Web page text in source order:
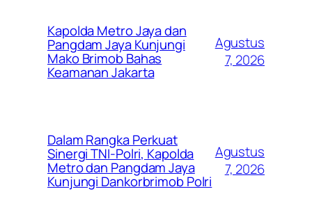
Kapolda Metro Jaya dan
Pangdam Jaya Kunjungi
Mako Brimob Bahas
Keamanan Jakarta
Agustus
7, 2026
Dalam Rangka Perkuat
Sinergi TNI-Polri, Kapolda
Metro dan Pangdam Jaya
Kunjungi Dankorbrimob Polri
Agustus
7, 2026